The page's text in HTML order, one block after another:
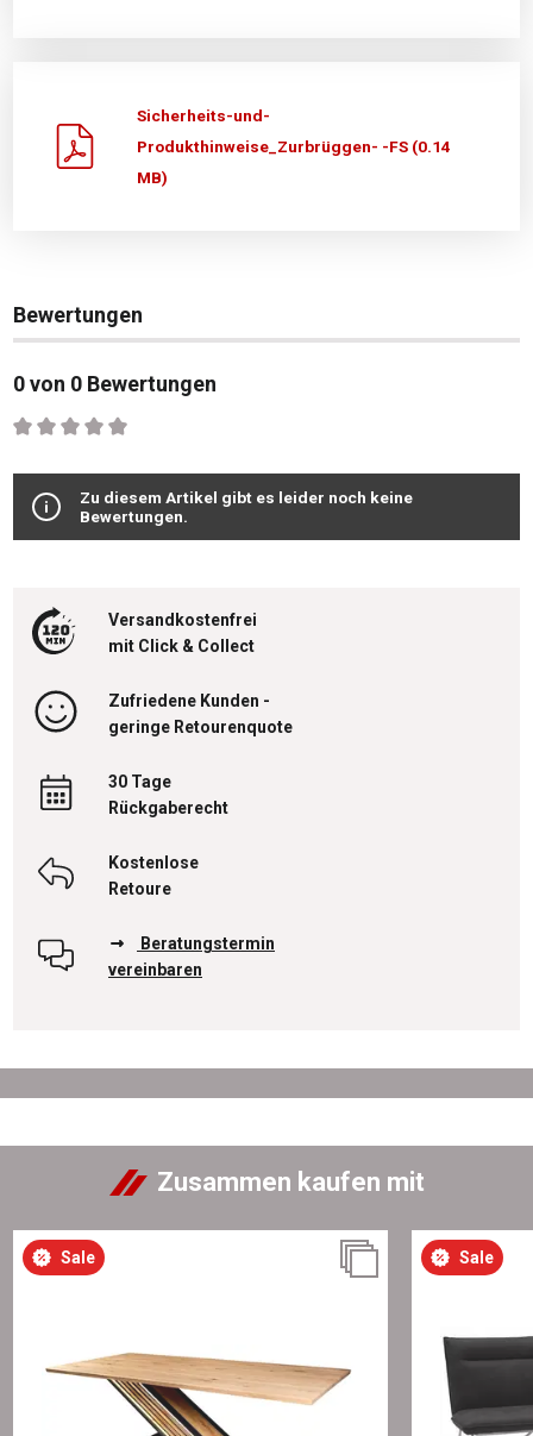
Sicherheits-und-
Produkthinweise_Zurbrüggen- -FS (0.14
MB)
Bewertungen
0 von 0 Bewertungen
Durchschnittliche Bewertung von 0 von 5 Sternen
Zu diesem Artikel gibt es leider noch keine
Bewertungen.
Versandkostenfrei
mit Click & Collect
Zufriedene Kunden -
geringe Retourenquote
30 Tage
Rückgaberecht
Kostenlose
Retoure
Beratungstermin
vereinbaren
Zusammen kaufen mit
Sale Sale